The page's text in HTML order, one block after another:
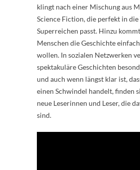
klingt nach einer Mischung aus
Science Fiction, die perfekt in
Superreichen passt. Hinzu
Menschen die Geschichte
wollen. In sozialen Netzwerken
spektakuläre Geschichten
und auch wenn längst klar ist,
einen Schwindel handelt, finden
neue Leserinnen und Leser, die
sind.